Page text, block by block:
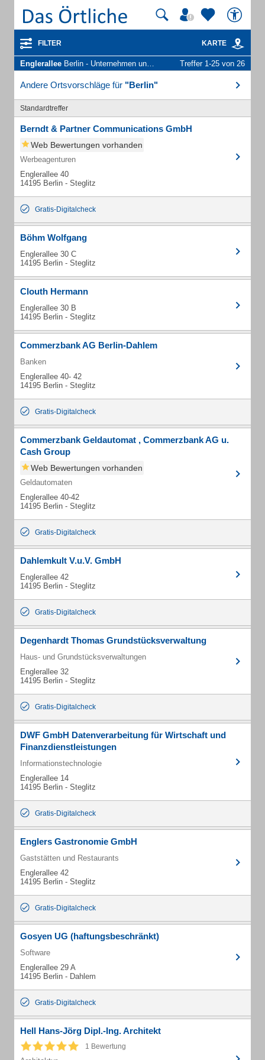
FILTER KARTE
Englerallee Berlin - Unternehmen und Personen Treffer 1-25 von 26
Andere Ortsvorschläge für "Berlin"
Standardtreffer
Berndt & Partner Communications GmbH
Web Bewertungen vorhanden
Werbeagenturen
Englerallee 40
14195 Berlin - Steglitz
Gratis-Digitalcheck
Böhm Wolfgang
Englerallee 30 C
14195 Berlin - Steglitz
Clouth Hermann
Englerallee 30 B
14195 Berlin - Steglitz
Commerzbank AG Berlin-Dahlem
Banken
Englerallee 40- 42
14195 Berlin - Steglitz
Gratis-Digitalcheck
Commerzbank Geldautomat , Commerzbank AG u.
Cash Group
Web Bewertungen vorhanden
Geldautomaten
Englerallee 40-42
14195 Berlin - Steglitz
Gratis-Digitalcheck
Dahlemkult V.u.V. GmbH
Englerallee 42
14195 Berlin - Steglitz
Gratis-Digitalcheck
Degenhardt Thomas Grundstücksverwaltung
Haus- und Grundstücksverwaltungen
Englerallee 32
14195 Berlin - Steglitz
Gratis-Digitalcheck
DWF GmbH Datenverarbeitung für Wirtschaft und
Finanzdienstleistungen
Informationstechnologie
Englerallee 14
14195 Berlin - Steglitz
Gratis-Digitalcheck
Englers Gastronomie GmbH
Gaststätten und Restaurants
Englerallee 42
14195 Berlin - Steglitz
Gratis-Digitalcheck
Gosyen UG (haftungsbeschränkt)
Software
Englerallee 29 A
14195 Berlin - Dahlem
Gratis-Digitalcheck
Hell Hans-Jörg Dipl.-Ing. Architekt
1 Bewertung